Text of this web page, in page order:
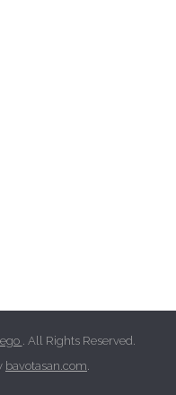
. All Rights Reserved.
bavotasan.com